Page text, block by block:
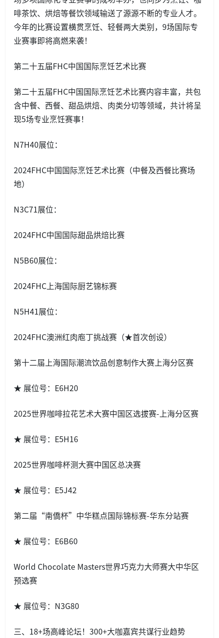
啡茶饮、烘焙等餐饮领域输送了源源不断的专业人才。
今年的比赛设置横贯烹饪、轻餐两大类别，9场国际专
业赛事即将高燃来袭！
第二十五届FHC中国国际烹饪艺术比赛
第二十五届FHC中国国际烹饪艺术比赛内容丰富，共包
含中餐、西餐、甜品烘焙、肉类分切等领域，共计将呈
现5场专业烹饪赛事！
N7H40展位：
2024FHC中国国际烹饪艺术比赛（中餐及西餐比赛场
地）
N3C71展位：
2024FHC中国国际甜品烘焙比赛
N5B60展位：
2024FHC上海国际厨艺锦标赛
N5H41展位：
2024FHC澳洲红肉庖丁挑战赛（★首次创设）
第十二届上海国际潮流饮品创意制作大赛上海分区赛
★ 展位号：E6H20
2025世界咖啡拉花艺术大赛中国区选拔赛-上海分区赛
★ 展位号：E5H16
2025世界咖啡杯测大赛中国区总决赛
★ 展位号：E5J42
第二届“南僑杯”中华糕点国际锦标赛-华东分站赛
★ 展位号：E6B60
World Chocolate Masters世界巧克力大师赛大中华区
预选赛
★ 展位号：N3G80
三、18+场高峰论坛！300+大咖嘉宾共谋行业趋势